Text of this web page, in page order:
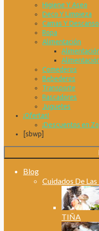
Higiene Y Aseo
Deco Y Limpieza
Camas Y Descanso
Ropa
Alimentación
Comederos
Bebederos
Transporte
Rascadores
Juguetes
¡Ofertas!
¡Descuentos en
[sbwp]
Blog
Cuidados De
TIÑA